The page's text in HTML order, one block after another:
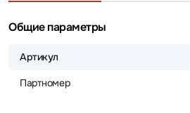
Общие параметры
Артикул
Партномер